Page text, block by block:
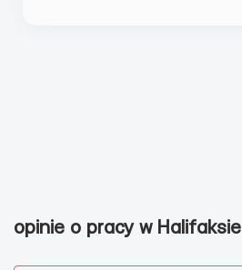
opinie o pracy w Halifaksie